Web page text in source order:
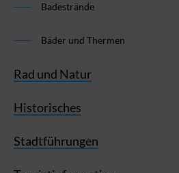
Badestrände
Bäder und Thermen
Rad und Natur
Historisches
Stadtführungen